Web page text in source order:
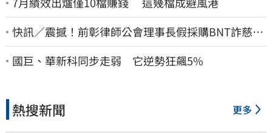
快訊／震撼！前彰律師公會理事長假採購BNT詐慈濟
10億、洗錢囤232kg黃金
國巨、華新科同步走弱 它逆勢狂飆5%
熱搜新聞 更多